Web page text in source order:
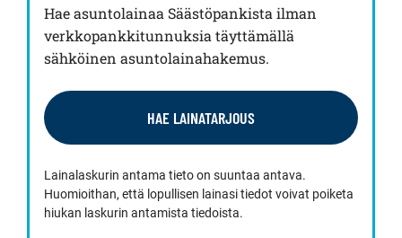
Hae asuntolainaa Säästöpankista ilman
verkkopankkitunnuksia täyttämällä
sähköinen asuntolainahakemus.
HAE LAINATARJOUS
Lainalaskurin antama tieto on suuntaa antava.
Huomioithan, että lopullisen lainasi tiedot voivat poiketa
hiukan laskurin antamista tiedoista.